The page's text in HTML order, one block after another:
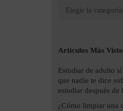
Artículos Más
Estudiar de adulto
que nadie te dice
estudiar después de
¿Cómo limpiar una